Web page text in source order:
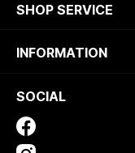
SHOP SERVICE
INFORMATION
SOCIAL